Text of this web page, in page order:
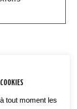
tout moment les